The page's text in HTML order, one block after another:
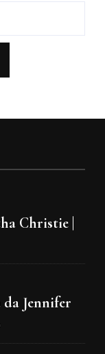
Christie |
da Jennifer